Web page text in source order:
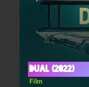
Dual (2022)
Film